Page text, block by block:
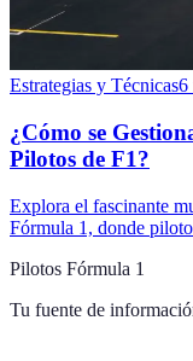
Estrategias y Técnicas6
¿Cómo se
Pilotos de F1?
Explora el fascinante
Fórmula 1, donde
Pilotos Fórmula 1
Tu fuente de